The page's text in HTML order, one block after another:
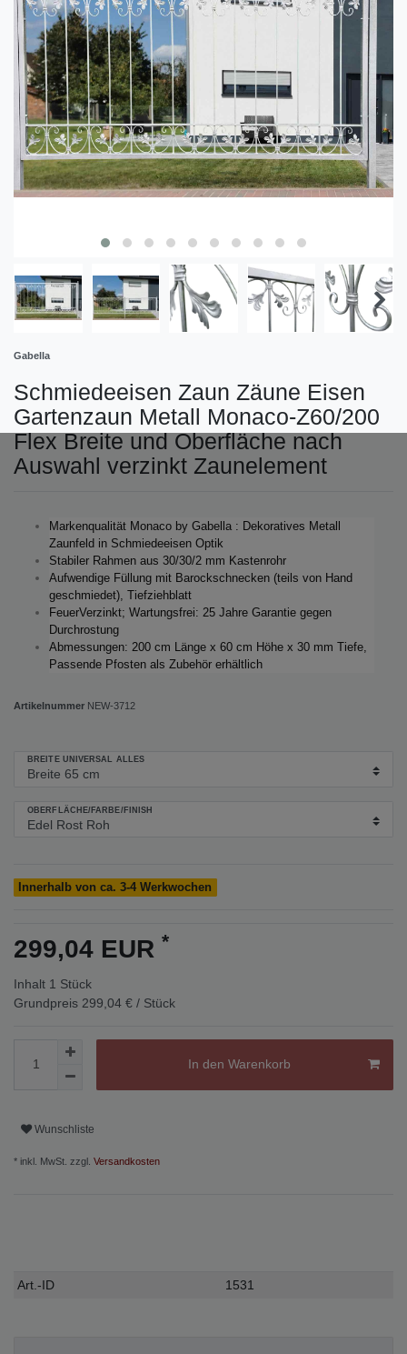
Gabella
Schmiedeeisen Zaun Zäune Eisen
Gartenzaun Metall Monaco-Z60/200
Flex Breite und Oberfläche nach
Auswahl verzinkt Zaunelement
Markenqualität Monaco by Gabella : Dekoratives Metall
Zaunfeld in Schmiedeeisen Optik
Stabiler Rahmen aus 30/30/2 mm Kastenrohr
Aufwendige Füllung mit Barockschnecken (teils von Hand
geschmiedet), Tiefziehblatt
FeuerVerzinkt; Wartungsfrei: 25 Jahre Garantie gegen
Durchrostung
Abmessungen: 200 cm Länge x 60 cm Höhe x 30 mm Tiefe,
Passende Pfosten als Zubehör erhältlich
Artikelnummer NEW-3712
BREITE UNIVERSAL ALLES
OBERFLÄCHE/FARBE/FINISH
Innerhalb von ca. 3-4 Werkwochen
299,04 EUR *
Inhalt 1 Stück
Grundpreis 299,04 € / Stück
In den Warenkorb
Wunschliste
* inkl. MwSt. zzgl. Versandkosten
Technisches
Wert
Art.-ID 1531